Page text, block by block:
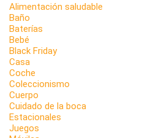
Alimentación saludable
Baño
Baterías
Bebé
Black Friday
Casa
Coche
Coleccionismo
Cuerpo
Cuidado de la boca
Estacionales
Juegos